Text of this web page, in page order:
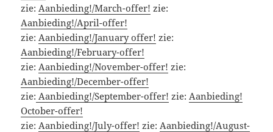
zie: Aanbieding!/March-offer! zie:
Aanbieding!/April-offer!
zie: Aanbieding!/January offer! zie:
Aanbieding!/February-offer!
zie: Aanbieding!/November-offer! zie:
Aanbieding!/December-offer!
zie: Aanbieding!/September-offer! zie: Aanbieding!
October-offer!
zie: Aanbieding!/July-offer! zie: Aanbieding!/August-